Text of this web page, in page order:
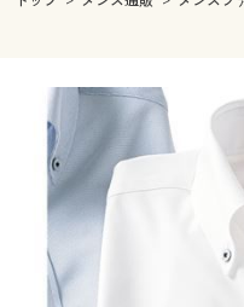
メンズ下着
ジュニア・ティーンズ下着
メンズファッション
メンズ下着
家電・雑貨すべて
家電
キッチン・雑貨・日用品
寝具・インテリア・家具
寝具・インテリア・家具
家具・収納
美容・健康
美容・健康通販すべて
制服・スクール
ジュニア・ティーンズ下着
メンズ下着
家電
キッチン・雑貨・日用品
寝具・インテリア・家具通
家具・収納
寝具・ベッド
美容・健康
美容・健康通販すべて
美容・健康・サプリメント
制服・スクール
制服・スクールすべて
大きいサイズ